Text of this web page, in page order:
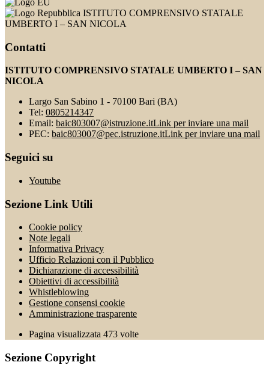
ISTITUTO COMPRENSIVO STATALE
UMBERTO I – SAN NICOLA
Contatti
ISTITUTO COMPRENSIVO STATALE UMBERTO I – SAN
NICOLA
Largo San Sabino 1 - 70100 Bari (BA)
Tel: 0805214347
Email: baic803007@istruzione.itLink per inviare una mail
PEC: baic803007@pec.istruzione.itLink per inviare una mail
Seguici su
Youtube
Sezione Link Utili
Cookie policy
Note legali
Informativa Privacy
Ufficio Relazioni con il Pubblico
Dichiarazione di accessibilità
Obiettivi di accessibilità
Whistleblowing
Gestione consensi cookie
Amministrazione trasparente
Pagina visualizzata 473 volte
Sezione Copyright